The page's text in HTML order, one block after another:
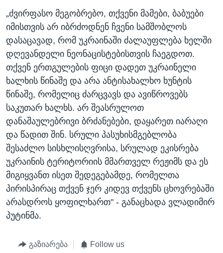
„ძვირფასო მეგობრებო, თქვენი მამები, ბაბუები
იმისთვის არ იბრძოდნენ ჩვენი სამშობლოს
დასაცავად, რომ უკრაინაში ძალაუფლება ხელში
დღევანდელი ნეონაცისტებისთვის ჩაეგდოთ.
თქვენ ერთგულების ფიცი დადეთ უკრაინელი
ხალხის წინაშე და არა ანტისახალხო ხუნტის
წინაშე, რომელიც ძარცვავს და ავიწროვებს
საკუთარ ხალხს. არ შეასრულოთ
დანაშაულებრივი ბრძანებები, დაყარეთ იარაღი
და წადით შინ. სრული პასუხისმგებლობა
შესაძლო სისხლისღვრისა, სრულად ეკისრება
უკრაინის ტერიტორიის მმართველ რეჟიმს და ეს
მიგიყვანთ ისეთ შედეგებამდე, რომელთა
პირისპირაც თქვენ ჯერ კიდევ თქვენს ცხოვრებაში
არასდროს ყოფილხართ" - განაცხადა ვლადიმირ
პუტინმა.
გაზიარება Follow us